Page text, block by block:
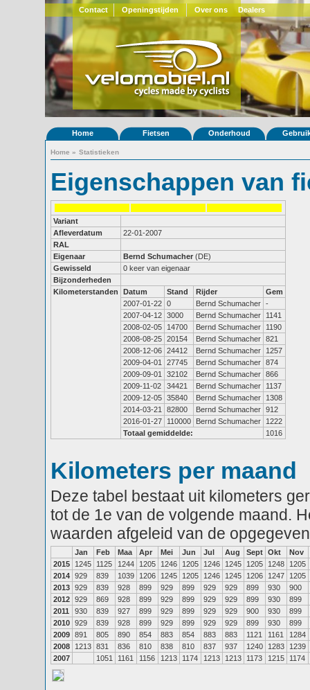
Contact Openingstijden Over ons Dealers
Home Fietsen Onderhoud
Home » Statistieken
Eigenschappen van
Variant
Afleverdatum
22-01-2007
RAL
Eigenaar
Bernd Schumacher (DE)
Gewisseld
0 keer van eigenaar
Bijzonderheden
Kilometerstanden
Datum Stand Rijder
Gem
2007-01-22 0 Bernd Schumacher -
2007-04-12 3000 Bernd Schumacher
1141
2008-02-05
14700 Bernd Schumacher
1190
2008-08-25 20154 Bernd Schumacher 821
2008-12-06 24412 Bernd Schumacher
1257
2009-04-01
27745 Bernd Schumacher 874
2009-09-01
32102 Bernd Schumacher 866
2009-11-02
34421 Bernd Schumacher
1137
2009-12-05 35840 Bernd Schumacher
1308
2014-03-21
82800 Bernd Schumacher 912
2016-01-27
110000 Bernd Schumacher
1222
Totaal gemiddelde:
1016
Kilometers per maand
Deze tabel bestaat uit kilometers
tot de 1e van de volgende maand.
waarden afgeleid van de
Jan Feb Maa Apr Mei Jun Jul Aug Sept Okt
Nov
2015
1245 1125 1244 1205 1246 1205 1246 1245 1205 1248
1205
2014 929 839 1039 1206 1245 1205 1246 1245 1206 1247
1205
2013 929 839 928 899 929 899 929 929 899 930
900
2012 929 869 928 899 929 899 929 929 899 930
899
2011
930 839 927 899 929 899 929 929 900 930
899
2010 929 839 928 899 929 899 929 929 899 930
899
2009 891 805 890 854 883 854 883 883 1121 1161
1284
2008
1213 831 836 810 838 810 837 937 1240 1283
1239
2007
1051 1161 1156 1213 1174 1213 1213 1173 1215 1174